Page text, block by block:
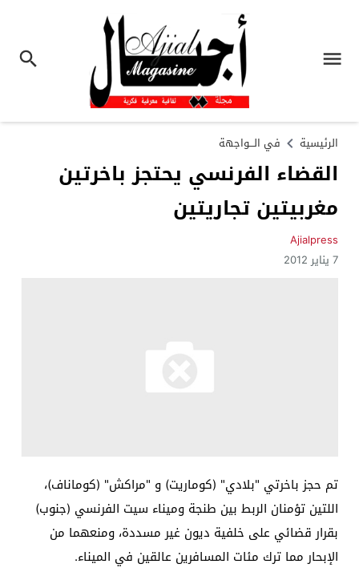
الرئيسية في الـــواجهة
القضاء الفرنسي يحتجز باخرتين
مغربيتين تجاريتين
Ajialpress
7 يناير 2012
تم حجز باخرتي "بلادي" (كوماريت) و "مراكش" (كوماناف)،
اللتين تؤمنان الربط بين طنجة وميناء سيت الفرنسي (جنوب)
بقرار قضائي على خلفية ديون غير مسددة، ومنعهما من
الإبحار مما ترك مئات المسافرين عالقين في الميناء.